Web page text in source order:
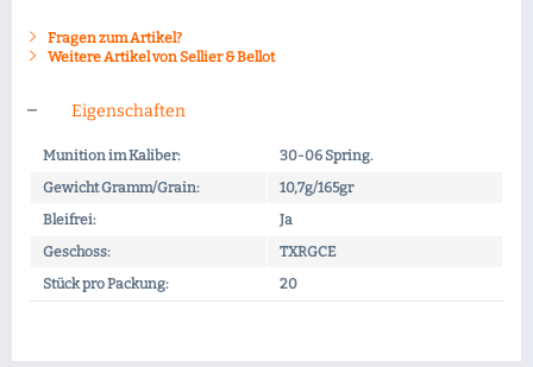
Fragen zum Artikel?
Weitere Artikel von Sellier & Bellot
Eigenschaften
Munition im Kaliber:
30-06 Spring.
Gewicht Gramm/Grain:
10,7g/165gr
Bleifrei:
Ja
Geschoss:
TXRGCE
Stück pro Packung:
20